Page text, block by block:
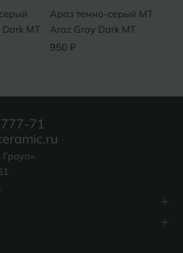
Dark MT
Араз темно-серый MT
Araz Gray Dark MT
950 ₽
71